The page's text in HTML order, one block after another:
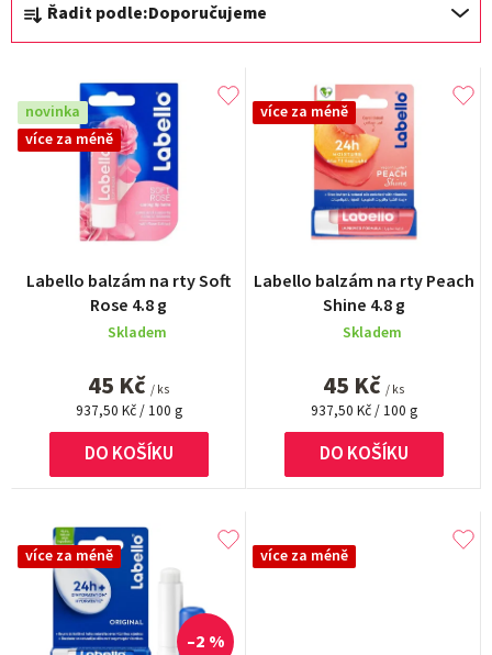
a
e
n
Řadit podle:Doporučujeme
novinka
více za méně
Labello balzám na rty Soft
Rose 4.8 g
Skladem
45 Kč / ks
Měrná
cena:
937,50 Kč / 100 g
DO KOŠÍKU
více za méně
Labello balzám na rty Peach
Shine 4.8 g
Skladem
45 Kč / ks
Měrná
cena:
937,50 Kč / 100 g
DO KOŠÍKU
více za méně
–2 %
více za méně